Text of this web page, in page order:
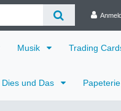
Musik Trading
Dies und Das Papeterie